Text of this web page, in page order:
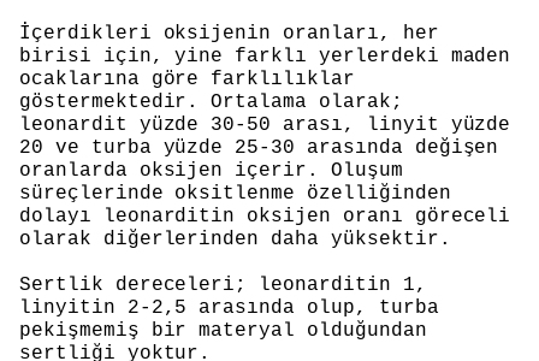
İçerdikleri oksijenin oranları, her
birisi için, yine farklı yerlerdeki maden
ocaklarına göre farklılıklar
göstermektedir. Ortalama olarak;
leonardit yüzde 30-50 arası, linyit yüzde
20 ve turba yüzde 25-30 arasında değişen
oranlarda oksijen içerir. Oluşum
süreçlerinde oksitlenme özelliğinden
dolayı leonarditin oksijen oranı göreceli
olarak diğerlerinden daha yüksektir.
Sertlik dereceleri; leonarditin 1,
linyitin 2-2,5 arasında olup, turba
pekişmemiş bir materyal olduğundan
sertliği yoktur.